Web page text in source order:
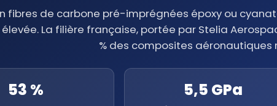
fibres de carbone pré-imprégnées époxy ou
La filière française, portée par Stelia
% des composites aéronautiques
53 % 5,5 GPa